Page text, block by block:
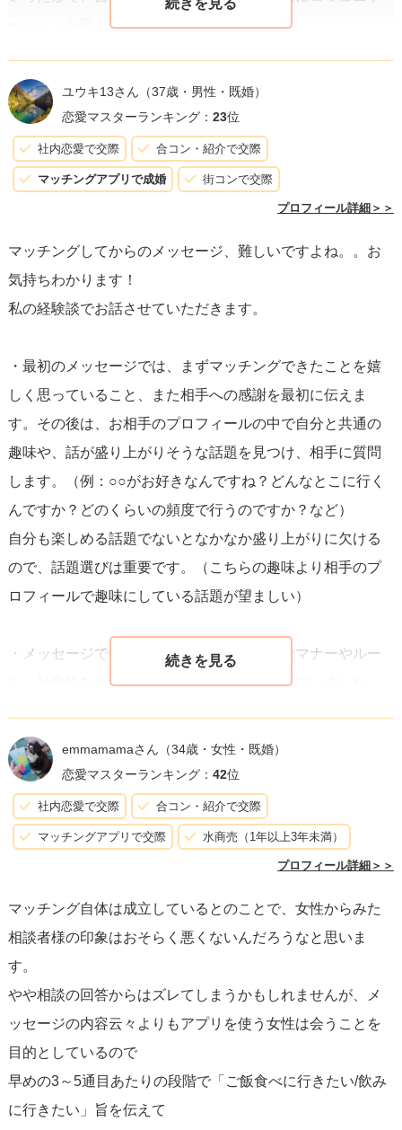
ーションを取り始めるのも一つの方法です。
２．返信のさじ加減
相手からの返信の長さに関わらず、まずは
に対してしっかりと反応することが大切です。それによ
り、相手の話に耳を傾けていると感じてもらえます。自分
関連する軽い質問をすることで、会話を自然に続けること
ができます。また、自己開示は程よく行い、相手にも質問
をすることで、バランスの取れたコミュニケーションが可
３．メッセージのやり取りを続けるコツや話題の変え方
メッセージのやり取りを続けるコツは、相手の反応を見な
がら話題の幅を広げていくことです。また、共通の興味や
話が盛り上がったトピックに関するフォローアップの質問
をすることで、会話を深めることもできます。話題が尽き
たと感じたら、最近見た映画や読んだ本、楽しみにしてい
ることなど、日常的な出来事を上手く取り入れると新たな
最後に、メッセージのやり取りであっても、
する時と同じように自分自身を表現するよう心がけると良
いでしょう。合わせて、実際に合って会話をすることが得
意だという点を生かし、適切なタイミングでリアルなデー
トに誘うことも考えてみてください。相手との共通の関心
が見えた時、その話題で楽しそうなデートができそうな場
所を提案するなど、自然な流れで会う約束ができるかもし
ユウキ13さん （37歳・男性・既婚）
恋愛マスターランキング： 23位
社内恋愛で交際 合コン・紹介で交際
マッチングアプリで成婚 街コンで交際
プロフィール詳細＞＞
マッチングしてからのメッセージ、難しいですよね。。お
気持ちわかります！
私の経験談でお話させていただきます。
・最初のメッセージでは、まずマッチングできたことを嬉
しく思っていること、また相手への感謝を最初に伝えま
す。その後は、お相手のプロフィールの中で自分と共通の
趣味や、話が盛り上がりそうな話題を見つけ、相手に質問
します。（例：○○がお好きなんですね？どんなとこに行く
んですか？どのくらいの頻度で行うのですか？など）
自分も楽しめる話題でないとなかなか盛り上がりに欠ける
ので、話題選びは重要です。（こちらの趣味より相手のプ
ロフィールで趣味にしている話題が望ましい）
・メッセージで気を付けるのは、「一般的なマナーやルー
ル、社交性などを意識すること」を気を付けていました。
してみようかな」と思ってもらうには、メッセージの時点
で気配りや配慮ができる人なのかを見定めている方が多い
からです。
例えば、敬語の使い方が適切かどうかや、返信に時間がか
かってしまったら「返信遅くなってしまい申し訳ありませ
ケースバイケースですが、「会うに値する男性」と評価し
てもらえるような、紳士かつ誠実な返信を心掛けていまし
た。
・メッセージをやり取りするコツですが、私の場合はそん
なに何通もやり取りをせずに３～５往復程度で、ご飯に誘
ってしまうことが多かったです。
私の場合はですが、お酒が好きなので、お相手の女性のプ
emmamamaさん （34歳・女性・既婚）
恋愛マスターランキング： 42位
社内恋愛で交際 合コン・紹介で交際
マッチングアプリで交際 水商売（1年以上3年未満）
プロフィール詳細＞＞
マッチング自体は成立しているとのことで、女性からみた
相談者様の印象はおそらく悪くないんだろうなと思いま
す。
やや相談の回答からはズレてしまうかもしれませんが、メ
ッセージの内容云々よりもアプリを使う女性は会うことを
目的としているので
早めの3～5通目あたりの段階で「ご飯食べに行きたい/飲み
に行きたい」旨を伝えて